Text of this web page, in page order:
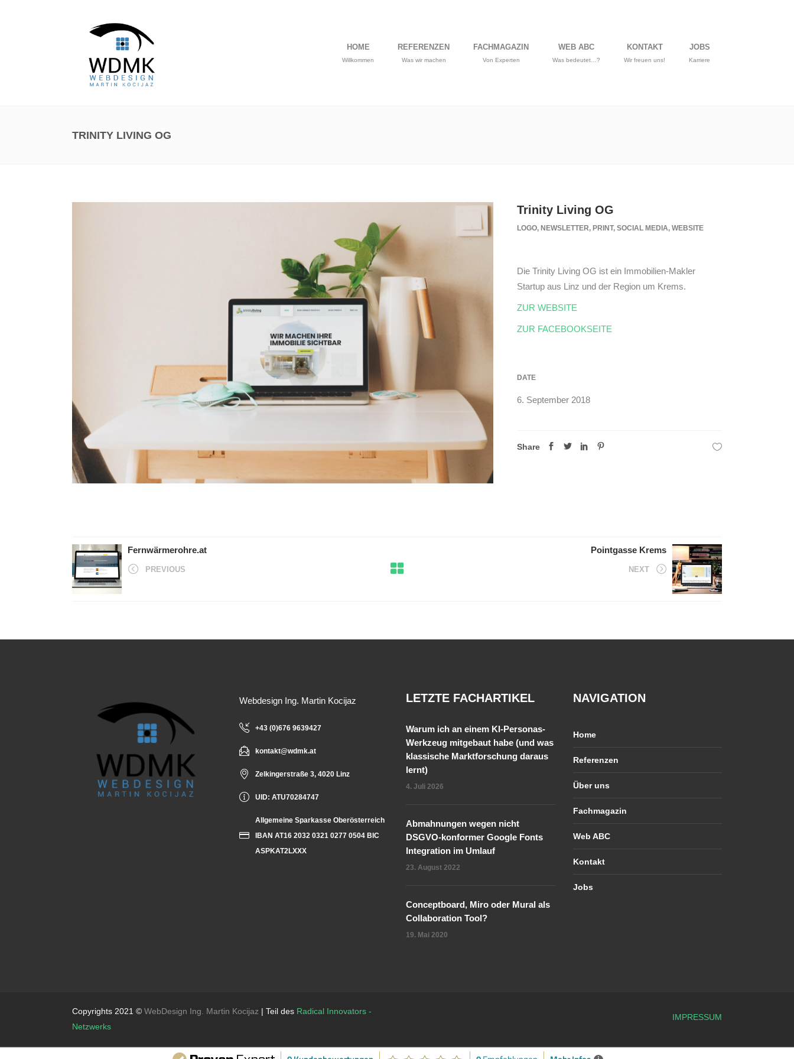
HOME
Willkommen
REFERENZEN
Was wir machen
FACHMAGAZIN
Von Experten
WEB ABC
Was bedeutet…?
KONTAKT
Wir freuen uns!
JOBS
Karriere
TRINITY LIVING OG
Trinity Living OG
LOGO, NEWSLETTER, PRINT, SOCIAL MEDIA, WEBSITE
Die Trinity Living OG ist ein Immobilien-Makler
Startup aus Linz und der Region um Krems.
ZUR WEBSITE
ZUR FACEBOOKSEITE
DATE
6. September 2018
Share
Fernwärmerohre.at
PREVIOUS
Pointgasse Krems
NEXT
Webdesign Ing. Martin Kocijaz
+43 (0)676 9639427
kontakt@wdmk.at
Zelkingerstraße 3, 4020 Linz
UID: ATU70284747
Allgemeine Sparkasse Oberösterreich
IBAN AT16 2032 0321 0277 0504 BIC
ASPKAT2LXXX
LETZTE FACHARTIKEL
Warum ich an einem KI-Personas-
Werkzeug mitgebaut habe (und was
klassische Marktforschung daraus
lernt)
4. Juli 2026
Abmahnungen wegen nicht
DSGVO-konformer Google Fonts
Integration im Umlauf
23. August 2022
Conceptboard, Miro oder Mural als
Collaboration Tool?
19. Mai 2020
NAVIGATION
Home
Referenzen
Über uns
Fachmagazin
Web ABC
Kontakt
Jobs
Copyrights 2021 © WebDesign Ing. Martin Kocijaz | Teil des Radical Innovators -
Netzwerks
IMPRESSUM